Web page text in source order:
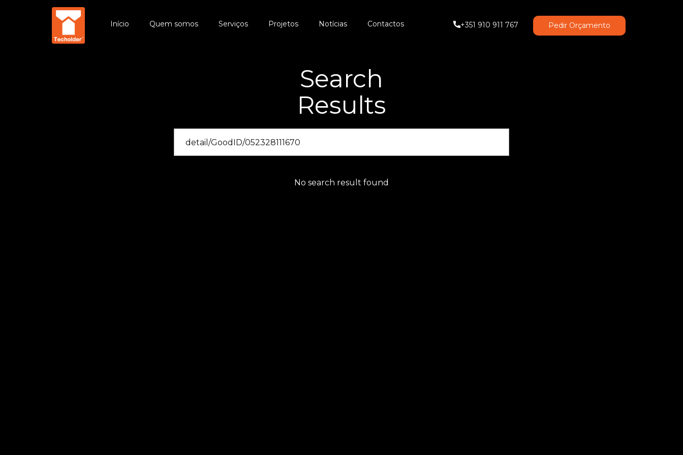
Início Quem somos Serviços Projetos Notícias Contactos Pedir Orçamento
+351 910 911 767
Search
Results
No search result found